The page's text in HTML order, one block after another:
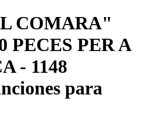
COMARA"
PECES PER A
- 1148
para